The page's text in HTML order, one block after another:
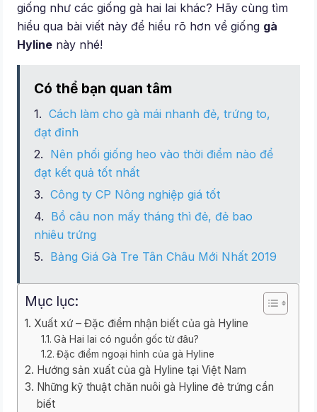
giống như các giống gà hai lai khác? Hãy cùng tìm
hiểu qua bài viết này để hiểu rõ hơn về giống gà
Hyline này nhé!
Có thể bạn quan tâm
Cách làm cho gà mái nhanh đẻ, trứng to,
đạt đỉnh
Nên phối giống heo vào thời điểm nào để
đạt kết quả tốt nhất
Công ty CP Nông nghiệp giá tốt
Bồ câu non mấy tháng thì đẻ, đẻ bao
nhiêu trứng
Bảng Giá Gà Tre Tân Châu Mới Nhất 2019
Mục lục:
Xuất xứ – Đặc điểm nhận biết của gà Hyline
Gà Hai lai có nguồn gốc từ đâu?
Đặc điểm ngoại hình của gà Hyline
Hướng sản xuất của gà Hyline tại Việt Nam
Những kỹ thuật chăn nuôi gà Hyline đẻ trứng cần
biết